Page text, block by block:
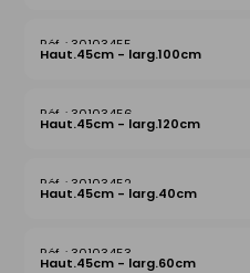
30103455
Haut.45cm - larg.100cm
30103456
Haut.45cm - larg.120cm
30103452
Haut.45cm - larg.40cm
30103453
Haut.45cm - larg.60cm